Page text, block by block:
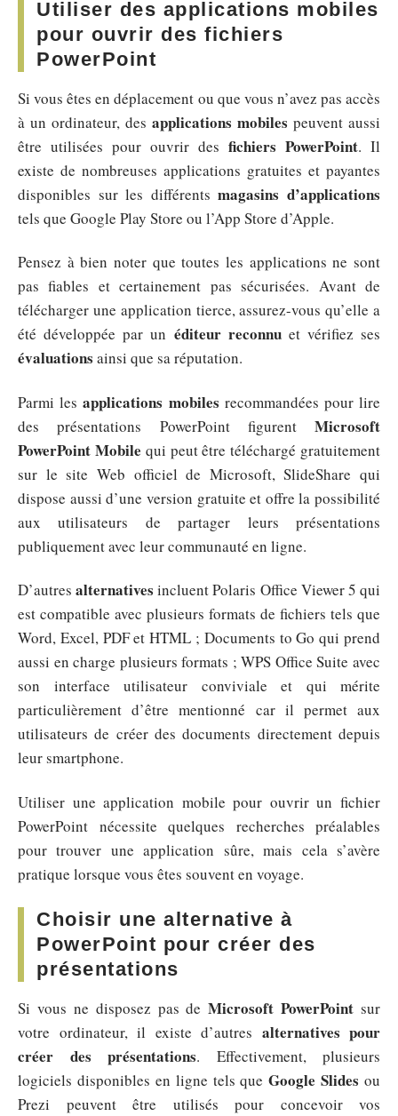
Utiliser des applications mobiles
pour ouvrir des fichiers
PowerPoint
Si vous êtes en déplacement ou que vous n’avez pas accès
à un ordinateur, des applications mobiles peuvent aussi
être utilisées pour ouvrir des fichiers PowerPoint. Il
existe de nombreuses applications gratuites et payantes
disponibles sur les différentsmagasins d’applications
tels que Google Play Store ou l’App Store d’Apple.
Pensez à bien noter que toutes les applications ne sont
pas fiables et certainement pas sécurisées. Avant de
télécharger une application tierce, assurez-vous qu’elle a
été développée par un éditeur reconnuet vérifiez ses
évaluations ainsi que sa réputation.
Parmi lesapplications mobiles recommandées pour lire
des présentations PowerPoint figurent Microsoft
PowerPoint Mobile qui peut être téléchargé gratuitement
sur le site Web officiel de Microsoft, SlideShare qui
dispose aussi d’une version gratuite et offre la possibilité
aux utilisateurs de partager leurs présentations
publiquement avec leur communauté en ligne.
D’autresalternatives incluent Polaris Office Viewer 5 qui
est compatible avec plusieurs formats de fichiers tels que
Word, Excel, PDF et HTML ; Documents to Go qui prend
aussi en charge plusieurs formats ; WPS Office Suite avec
son interface utilisateur conviviale et qui mérite
particulièrement d’être mentionné car il permet aux
utilisateurs de créer des documents directement depuis
leur smartphone.
Utiliser une application mobile pour ouvrir un fichier
PowerPoint nécessite quelques recherches préalables
pour trouver une application sûre, mais cela s’avère
pratique lorsque vous êtes souvent en voyage.
Choisir une alternative à
PowerPoint pour créer des
présentations
Si vous ne disposez pas deMicrosoft PowerPoint sur
votre ordinateur, il existe d’autres alternatives pour
créer des présentations. Effectivement, plusieurs
logiciels disponibles en ligne tels queGoogle Slides ou
Prezi peuvent être utilisés pour concevoir vos